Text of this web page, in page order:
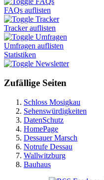
FAQs auflisten
Tracker
Tracker auflisten
Umfragen
Umfragen auflisten
Statistiken
Newsletter
Zufällige Seiten
Schloss Mosigkau
Sehenswürdigkeiten
DatenSchutz
HomePage
Dessauer Marsch
Notrufe Dessau
Wallwitzburg
Bauhaus